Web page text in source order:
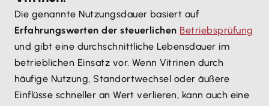
Die genannte Nutzungsdauer basiert auf
Erfahrungswerten der steuerlichen Betriebsprüfung
und gibt eine durchschnittliche Lebensdauer im
betrieblichen Einsatz vor. Wenn Vitrinen durch
häufige Nutzung, Standortwechsel oder äußere
Einflüsse schneller an Wert verlieren, kann auch eine